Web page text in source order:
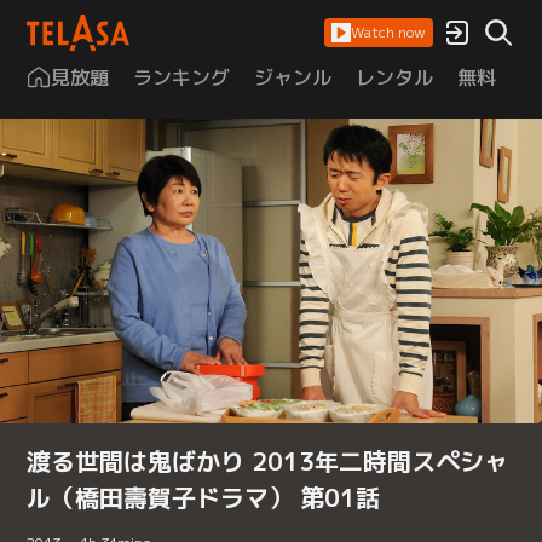
Watch now
見放題 ランキング ジャンル レンタル 無料
渡る世間は鬼ばかり 2013年二時間スペシャ
ル（橋田壽賀子ドラマ） 第01話